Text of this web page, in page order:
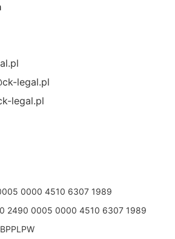
legal.pl
legal.pl
0000 4510 6307 1989
2490 0005 0000 4510 6307 1989